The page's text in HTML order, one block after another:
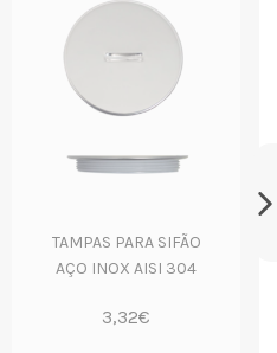
TAMPAS PARA SIFÃO
AÇO INOX AISI 304
3,32€